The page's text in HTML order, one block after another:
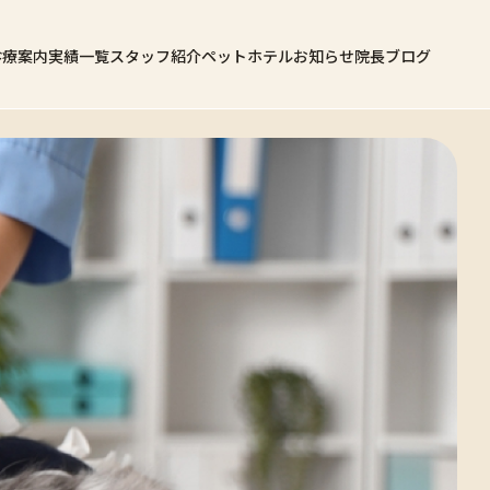
案内実績一覧スタッフ紹介ペットホテルお知らせ院長ブログ